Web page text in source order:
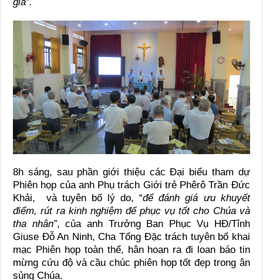
8h sáng, sau phần giới thiệu các Đại biểu tham dự
Phiên họp của anh Phụ trách Giới trẻ Phêrô Trần Đức
Khải, và tuyên bố lý do, “để đánh giá ưu khuyết
điểm, rút ra kinh nghiệm để phục vụ tốt cho Chúa và
tha nhân”, của anh Trưởng Ban Phục Vụ HĐ/Tỉnh
Giuse Đỗ An Ninh, Cha Tổng Đặc trách tuyên bố khai
mạc Phiên họp toàn thể, hân hoan ra đi loan báo tin
mừng cứu độ và cầu chúc phiên họp tốt đẹp trong ân
sủng Chúa.